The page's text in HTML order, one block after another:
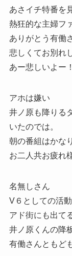
あさイチ特番を
熱狂的な主婦フ
ありがとう有働
悲しくてお別れ
あー悲しいよー！
アホは嫌い
井ノ原も降りる
いたのでは。
朝の番組はかな
お二人共お疲れ
名無しさん
V６としての活動
アド街にも出て
井ノ原くんの降
有働さんともど